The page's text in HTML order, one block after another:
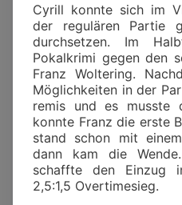
Cyrill konnte sich im
der regulären Partie
durchsetzen. Im
Pokalkrimi gegen den
Franz Woltering.
Möglichkeiten in der
remis und es musste
konnte Franz die erste
stand schon mit
dann kam die
schaffte den Einzug
2,5:1,5 Overtimesieg.